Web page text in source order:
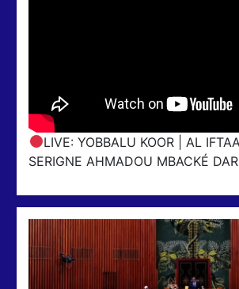
LIVE: YOBBALU KOOR | AL
SERIGNE AHMADOU MBACKÉ